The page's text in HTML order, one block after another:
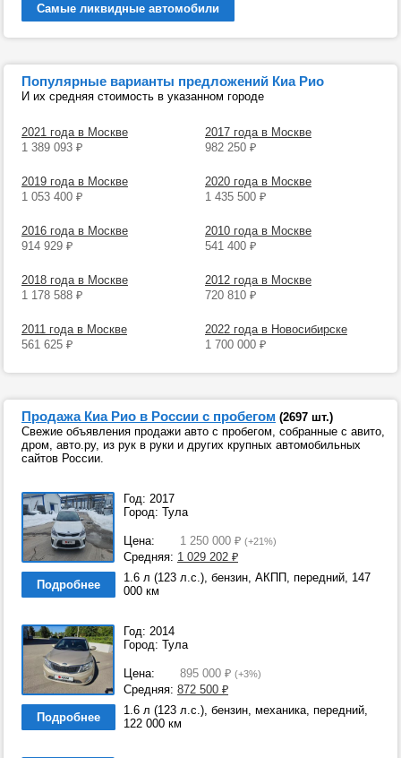
Самые ликвидные автомобили
Популярные варианты предложений Киа Рио
И их средняя стоимость в указанном городе
2021 года в Москве
1 389 093 ₽
2017 года в Москве
982 250 ₽
2019 года в Москве
1 053 400 ₽
2020 года в Москве
1 435 500 ₽
2016 года в Москве
914 929 ₽
2010 года в Москве
541 400 ₽
2018 года в Москве
1 178 588 ₽
2012 года в Москве
720 810 ₽
2011 года в Москве
561 625 ₽
2022 года в Новосибирске
1 700 000 ₽
Продажа Киа Рио в России с пробегом (2697 шт.)
Свежие объявления продажи авто с пробегом, собранные с авито,
дром, авто.ру, из рук в руки и других крупных автомобильных
сайтов России.
Год: 2017
Город: Тула
Цена: 1 250 000 ₽ (+21%)
Средняя: 1 029 202 ₽
Подробнее
1.6 л (123 л.с.), бензин, АКПП, передний, 147
000 км
Год: 2014
Город: Тула
Цена: 895 000 ₽ (+3%)
Средняя: 872 500 ₽
Подробнее
1.6 л (123 л.с.), бензин, механика, передний,
122 000 км